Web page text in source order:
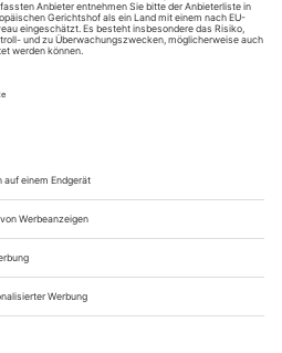
vorgeführt – perspektivenreich,
dieser 9. September. Wir
an der Place de la Bastille.
die Betontrassen der Opéra,
Crêpes. Dass Gerhard Rohde
nur heraus, weil Charlotte
es ansprach. Er selbst machte